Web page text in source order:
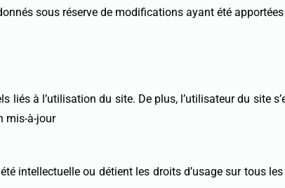
sous réserve de modifications ayant été
liés à l’utilisation du site. De plus, l’utilisateur du site
mis-à-jour
intellectuelle ou détient les droits d’usage sur tous